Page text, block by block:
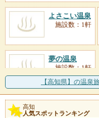
よさこい温泉
施設数：1軒
夢の温泉
施設数：1軒
【高知県】の温泉
高知
人気スポットランキング